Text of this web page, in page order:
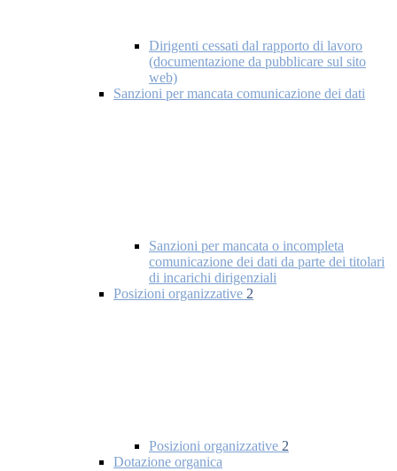
Dirigenti cessati dal rapporto di lavoro
(documentazione da pubblicare sul sito
web)
Sanzioni per mancata comunicazione dei dati
Sanzioni per mancata o incompleta
comunicazione dei dati da parte dei titolari
di incarichi dirigenziali
Posizioni organizzative 2
Posizioni organizzative 2
Dotazione organica